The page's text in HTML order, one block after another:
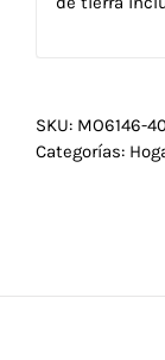
SKU: MO6146-
Categorías: